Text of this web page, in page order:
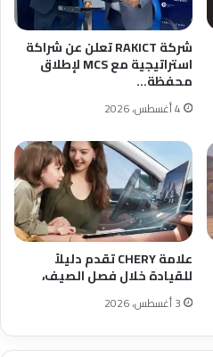
شركة RAKICT تعلن عن شراكة
استراتيجية مع MCS لإطلاق
محفظة…
4 أغسطس، 2026
علامة CHERY تقدم دليلاً
للقيادة خلال فصل الصيف،
3 أغسطس، 2026